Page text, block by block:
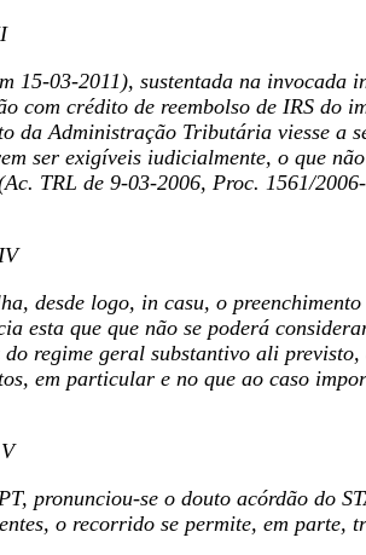
15-03-2011), sustentada na invocada
com crédito de reembolso de IRS do
da Administração Tributária viesse a
ser exigíveis iudicialmente, o que
TRL de 9-03-2006, Proc. 1561/
desde logo, in casu, o
esta que que não se poderá
regime geral substantivo ali
em particular e no que ao caso
V
pronunciou-se o douto acórdão do
o recorrido se permite, em parte,